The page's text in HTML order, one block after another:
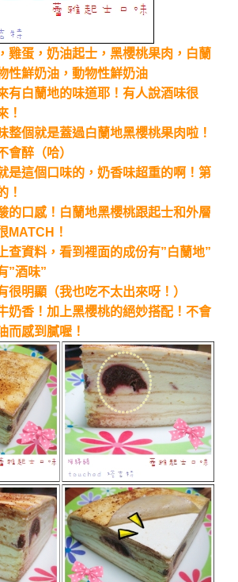
雞蛋，奶油起士，黑櫻桃果肉，白蘭
性鮮奶油，動物性鮮奶油
有白蘭地的味道耶！有人說酒味很
！
整個就是蓋過白蘭地黑櫻桃果肉啦！
會醉（哈）
是這個口味的，奶香味超重的啊！第
！
的口感！白蘭地黑櫻桃跟起士和外層
MATCH！
查資料，看到裡面的成份有”白蘭地”
”酒味”
很明顯（我也吃不太出來呀！）
奶香！加上黑櫻桃的絕妙搭配！不會
而感到膩喔！